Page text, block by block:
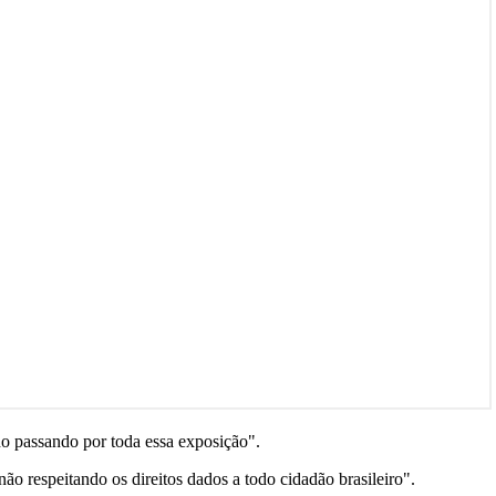
passando por toda essa exposição".
respeitando os direitos dados a todo cidadão brasileiro".